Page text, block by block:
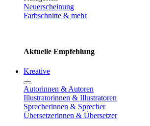
Neuerscheinung
Farbschnitte & mehr
Aktuelle Empfehlung
Kreative
Autorinnen & Autoren
Illustratorinnen & Illustratoren
Sprecherinnen & Sprecher
Übersetzerinnen & Übersetzer